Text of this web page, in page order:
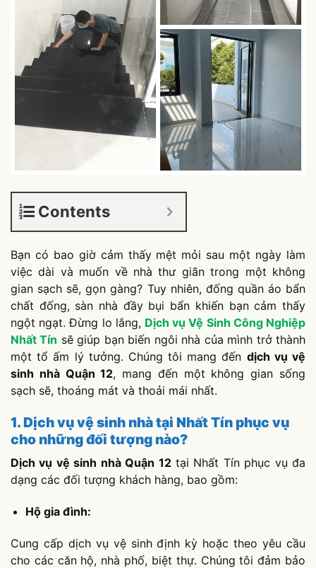
Contents
Bạn có bao giờ cảm thấy mệt mỏi sau một ngày làm
việc dài và muốn về nhà thư giãn trong một không
gian sạch sẽ, gọn gàng? Tuy nhiên, đống quần áo bẩn
chất đống, sàn nhà đầy bụi bẩn khiến bạn cảm thấy
ngột ngạt. Đừng lo lắng, Dịch vụ Vệ Sinh Công Nghiệp
Nhất Tín sẽ giúp bạn biến ngôi nhà của mình trở thành
một tổ ấm lý tưởng. Chúng tôi mang đến dịch vụ vệ
sinh nhà Quận 12, mang đến một không gian sống
sạch sẽ, thoáng mát và thoải mái nhất.
1. Dịch vụ vệ sinh nhà tại Nhất Tín phục vụ
cho những đối tượng nào?
Dịch vụ vệ sinh nhà Quận 12tại Nhất Tín phục vụ đa
dạng các đối tượng khách hàng, bao gồm:
Hộ gia đình:
Cung cấp dịch vụ vệ sinh định kỳ hoặc theo yêu cầu
cho các căn hộ, nhà phố, biệt thự. Chúng tôi đảm bảo